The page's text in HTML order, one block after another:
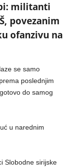
militanti
povezanim
ofanzivu na
se samo
poslednjim
do samog
u narednim
Slobodne sirijske